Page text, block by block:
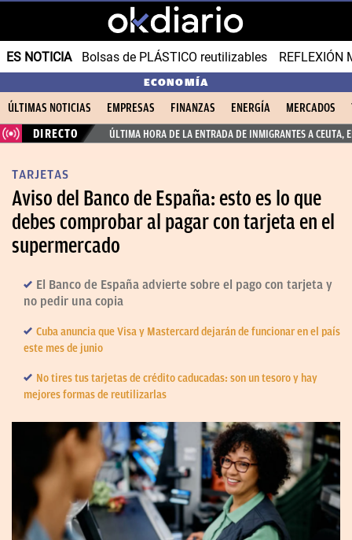
ES NOTICIA Bolsas de PLÁSTICO reutilizables REFLEXIÓN
ECONOMÍA
ÚLTIMAS NOTICIAS EMPRESAS FINANZAS ENERGÍA MERCADOS
DIRECTO
ÚLTIMA HORA DE LA ENTRADA DE INMIGRANTES A CEUTA,
TARJETAS
Aviso del Banco de España: esto es lo que
debes comprobar al pagar con tarjeta en el
supermercado
El Banco de España advierte sobre el pago con tarjeta y
no pedir una copia
Cuba anuncia que Visa y Mastercard dejarán de funcionar en el país
este mes de junio
No tires tus tarjetas de crédito caducadas: son un tesoro y hay
mejores formas de reutilizarlas